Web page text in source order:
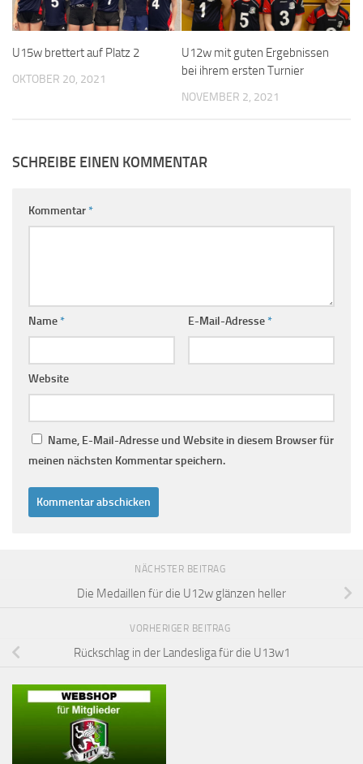
U15w brettert auf Platz 2
OKTOBER 20, 2021
U12w mit guten Ergebnissen
bei ihrem ersten Turnier
NOVEMBER 2, 2021
SCHREIBE EINEN KOMMENTAR
Kommentar*
Name* E-Mail-Adresse*
Website
Name, E-Mail-Adresse und Website in diesem Browser für
meinen nächsten Kommentar speichern.
NÄCHSTER BEITRAG
Die Medaillen für die U12w glänzen heller
VORHERIGER BEITRAG
Rückschlag in der Landesliga für die U13w1